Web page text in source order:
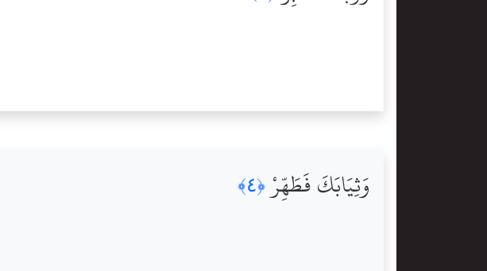
وَثِيَابَكَ فَطَهِّرْ﴿٤﴾